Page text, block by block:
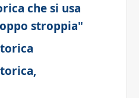
che si usa
stroppia"